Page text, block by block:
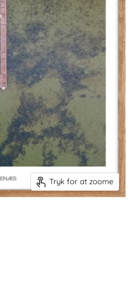
Tryk for at zoome